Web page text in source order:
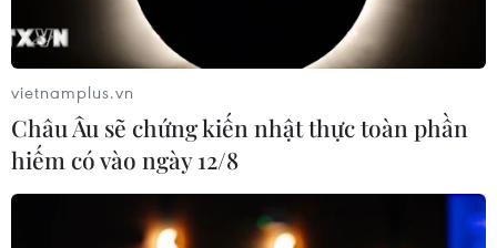
vietnamplus.vn
Châu Âu sẽ chứng kiến nhật thực toàn phần
hiếm có vào ngày 12/8